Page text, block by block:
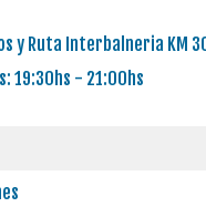
y Ruta Interbalneria KM
19:30hs - 21:00hs